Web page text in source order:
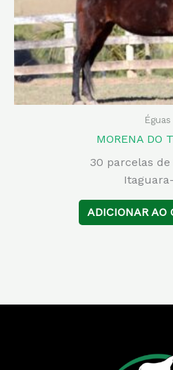
Éguas
MORENA DO
30 parcelas de
ADICIONAR AO